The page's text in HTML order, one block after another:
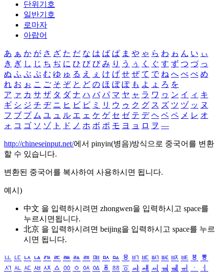
단위기호
일반기호
로마자
아랍어
あ ぁ か が さ ざ た だ な は ば ぱ ま や ゃ ら わ ゎ ん い ぃ
き ぎ し じ ち ぢ に ひ び ぴ み り う ぅ く ぐ す ず つ づ っ
ぬ ふ ぶ ぷ む ゆ ゅ る え ぇ け げ せ ぜ て で ね へ べ ぺ め
れ お ぉ こ ご そ ぞ と ど の ほ ぼ ぽ も よ ょ ろ を
ア ァ カ サ ザ タ ダ ナ ハ バ パ マ ヤ ャ ラ ワ ヮ ン イ ィ キ
ギ シ ジ チ ヂ ニ ヒ ビ ピ ミ リ ウ ゥ ク グ ス ズ ツ ヅ ッ ヌ
フ ブ プ ム ユ ュ ル エ ェ ケ ゲ セ ゼ テ デ ヘ ベ ペ メ レ オ
ォ コ ゴ ソ ゾ ト ド ノ ホ ボ ポ モ ヨ ョ ロ ヲ ―
http://chineseinput.net/에서 pinyin(병음)방식으로 중국어를 변환
할 수 있습니다.
변환된 중국어를 복사하여 사용하시면 됩니다.
예시)
中文 을 입력하시려면 zhongwen을 입력하시고 space를
누르시면됩니다.
北京 을 입력하시려면 beijing을 입력하시고 space를 누르
시면 됩니다.
ㅥ ㅦ ㅧ ㅨ ㅩ ㅪ ㅫ ㅬ ㅭ ㅮ ㅯ ㅰ ㅱ ㅲ ㅳ ㅴ ㅵ ㅶ ㅷ ㅸ
ㅹ
ㅺ ㅻ ㅼ ㅽ ㅾ ㅿ ㆀ ㆁ ㆂ ㆃ ㆄ ㆅ ㆆ ㆇ ㆈ ㆉ ㆊ ㆋ ㆌ ㆍ
ㆎ